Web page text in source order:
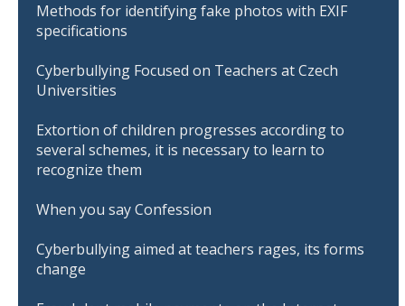
Methods for identifying fake photos with EXIF
specifications
Cyberbullying Focused on Teachers at Czech
Universities
Extortion of children progresses according to
several schemes, it is necessary to learn to
recognize them
When you say Confession
Cyberbullying aimed at teachers rages, its forms
change